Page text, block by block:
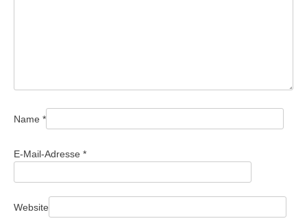
Name *
E-Mail-Adresse *
Website